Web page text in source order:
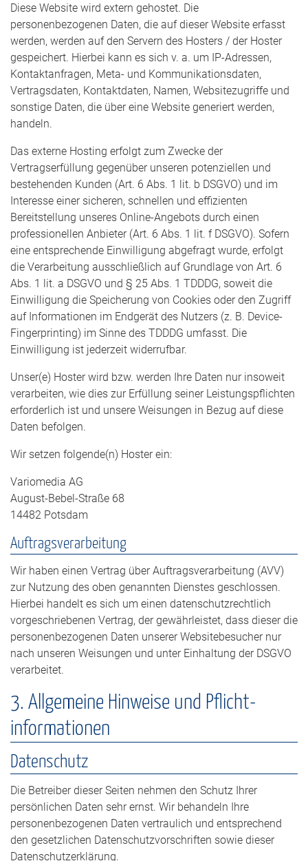
Diese Website wird extern gehostet. Die
personenbezogenen Daten, die auf dieser Website erfasst
werden, werden auf den Servern des Hosters / der Hoster
gespeichert. Hierbei kann es sich v. a. um IP-Adressen,
Kontaktanfragen, Meta- und Kommunikationsdaten,
Vertragsdaten, Kontaktdaten, Namen, Websitezugriffe und
sonstige Daten, die über eine Website generiert werden,
handeln.
Das externe Hosting erfolgt zum Zwecke der
Vertragserfüllung gegenüber unseren potenziellen und
bestehenden Kunden (Art. 6 Abs. 1 lit. b DSGVO) und im
Interesse einer sicheren, schnellen und effizienten
Bereitstellung unseres Online-Angebots durch einen
professionellen Anbieter (Art. 6 Abs. 1 lit. f DSGVO). Sofern
eine entsprechende Einwilligung abgefragt wurde, erfolgt
die Verarbeitung ausschließlich auf Grundlage von Art. 6
Abs. 1 lit. a DSGVO und § 25 Abs. 1 TDDDG, soweit die
Einwilligung die Speicherung von Cookies oder den Zugriff
auf Informationen im Endgerät des Nutzers (z. B. Device-
Fingerprinting) im Sinne des TDDDG umfasst. Die
Einwilligung ist jederzeit widerrufbar.
Unser(e) Hoster wird bzw. werden Ihre Daten nur insoweit
verarbeiten, wie dies zur Erfüllung seiner Leistungspflichten
erforderlich ist und unsere Weisungen in Bezug auf diese
Daten befolgen.
Wir setzen folgende(n) Hoster ein:
Variomedia AG
August-Bebel-Straße 68
14482 Potsdam
Auftragsverarbeitung
Wir haben einen Vertrag über Auftragsverarbeitung (AVV)
zur Nutzung des oben genannten Dienstes geschlossen.
Hierbei handelt es sich um einen datenschutzrechtlich
vorgeschriebenen Vertrag, der gewährleistet, dass dieser die
personenbezogenen Daten unserer Websitebesucher nur
nach unseren Weisungen und unter Einhaltung der DSGVO
verarbeitet.
3. Allgemeine Hinweise und Pflicht­
informationen
Datenschutz
Die Betreiber dieser Seiten nehmen den Schutz Ihrer
persönlichen Daten sehr ernst. Wir behandeln Ihre
personenbezogenen Daten vertraulich und entsprechend
den gesetzlichen Datenschutzvorschriften sowie dieser
Datenschutzerklärung.